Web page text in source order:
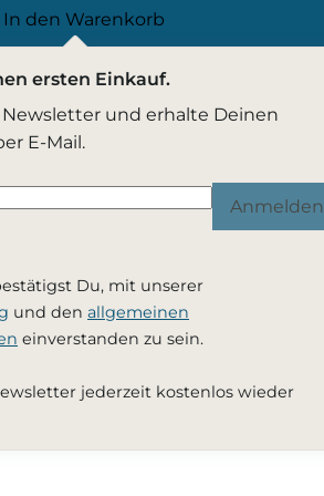
In den Warenkorb
ersten Einkauf.
und erhalte Deinen
E-Mail.
Anmelden
Du, mit unserer
und den allgemeinen
einverstanden zu sein.
jederzeit kostenlos wieder